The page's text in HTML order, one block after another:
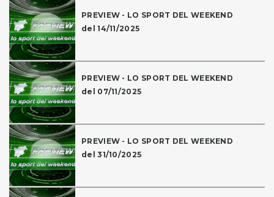
PREVIEW - LO SPORT DEL WEEKEND
del 14/11/2025
PREVIEW - LO SPORT DEL WEEKEND
del 07/11/2025
PREVIEW - LO SPORT DEL WEEKEND
del 31/10/2025